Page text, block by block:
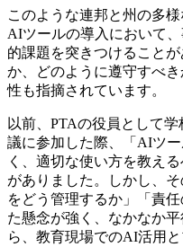
このような連邦と州の多
AIツールの導入において
的課題を突きつけること
か、どのように遵守すべ
性も指摘されています。
以前、PTAの役員として
議に参加した際、「AIツ
く、適切な使い方を教え
がありました。しかし、
をどう管理するか」「責
た懸念が強く、なかなか
ら、教育現場でのAI活用